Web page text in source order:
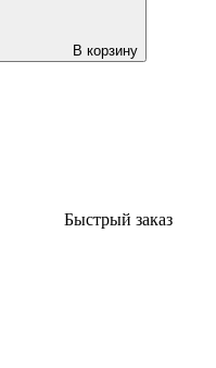
В корзину
Быстрый заказ